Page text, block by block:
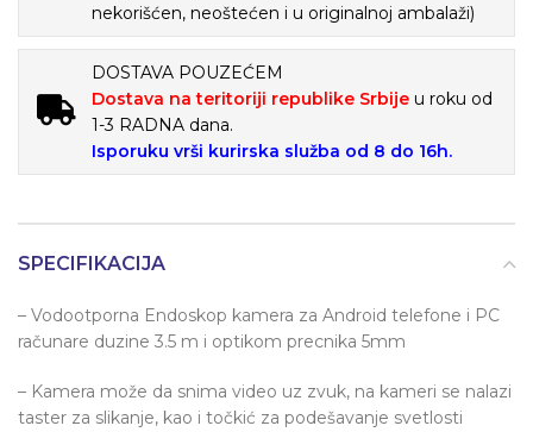
nekorišćen, neoštećen i u originalnoj ambalaži)
DOSTAVA POUZEĆEM
Dostava na teritoriji republike Srbije u roku od
1-3 RADNA dana.
Isporuku vrši kurirska služba od 8 do 16h.
SPECIFIKACIJA
– Vodootporna Endoskop kamera za Android telefone i PC
računare duzine 3.5 m i optikom precnika 5mm
– Kamera može da snima video uz zvuk, na kameri se nalazi
taster za slikanje, kao i točkić za podešavanje svetlosti